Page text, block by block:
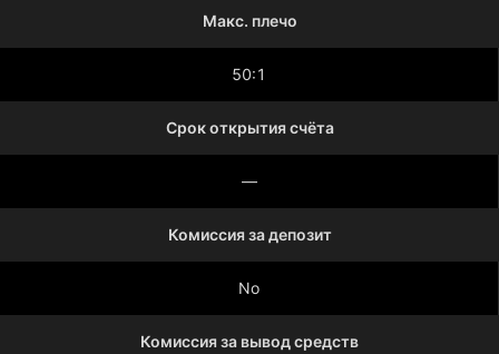
Макс. плечо
50:1
Срок открытия счёта
—
Комиссия за депозит
No
Комиссия за вывод средств